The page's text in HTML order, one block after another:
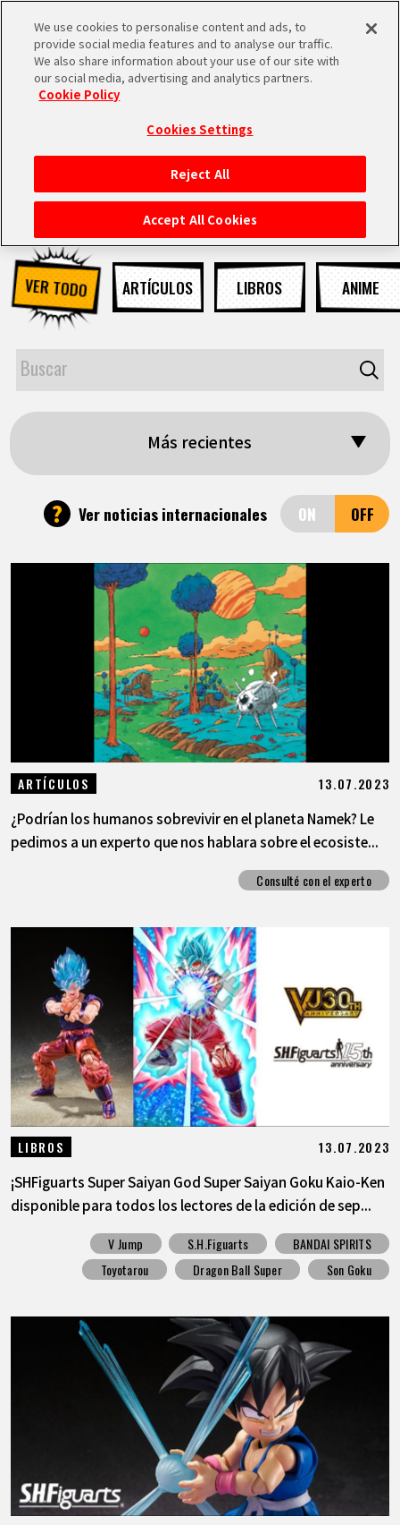
MEN
INICIO
NOTICIAS
LO MÁS DESTACADO
VÍDEOS
ARTÍCULOS
EN FR DE ES
NOTICIAS
VER TODO ARTÍCULOS LIBROS ANIME
Más recientes
? Ver noticias internacionales
ARTÍCULOS 13.07.2023
¿Podrían los humanos sobrevivir en el planeta Namek? Le
pedimos a un experto que nos hablara sobre el ecosiste...
Consulté con el experto
LIBROS 13.07.2023
¡SHFiguarts Super Saiyan God Super Saiyan Goku Kaio-Ken
disponible para todos los lectores de la edición de sep...
V Jump S.H.Figuarts
BANDAI SPIRITS
Toyotarou
Dragon Ball Super Son Goku
We use cookies to personalise content and ads, to
provide social media features and to analyse our traffic.
We also share information about your use of our site with
our social media, advertising and analytics partners.
Cookie Policy
Cookies Settings
Reject All
Accept All Cookies